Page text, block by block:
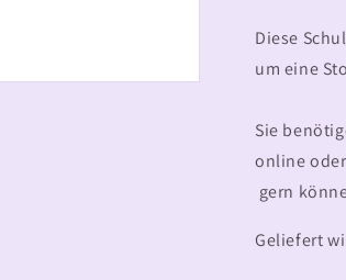
Diese
um eine
Sie
online
gern
Geliefert